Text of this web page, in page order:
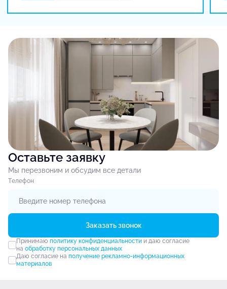
Оставьте заявку
Мы перезвоним и обсудим все детали
Tелефон
Заказать звонок
Принимаю политику конфиденциальностии даю согласие
на обработку персональных данных
Даю согласие на получение рекламно-информационных
материалов